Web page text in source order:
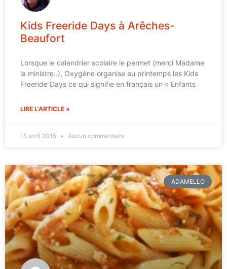
Kids Freeride Days à Arêches-
Beaufort
Lorsque le calendrier scolaire le permet (merci Madame
la ministre..), Oxygène organise au printemps les Kids
Freeride Days ce qui signifie en français un « Enfants
LIRE L'ARTICLE »
15 avril 2015 Aucun commentaire
ADAMELLO